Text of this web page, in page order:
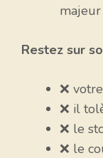
majeur
Restez sur
❌
❌ il
❌ le
❌ le